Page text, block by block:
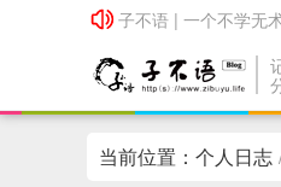
子不语 | 一个不学无
当前位置： 个人日志 /